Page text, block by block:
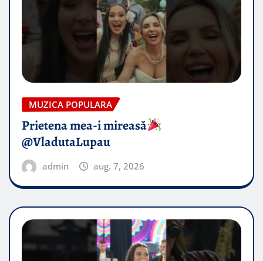
MUZICA POPULARA
Prietena mea-i mireasă​
@VladutaLupau
admin aug. 7, 2026